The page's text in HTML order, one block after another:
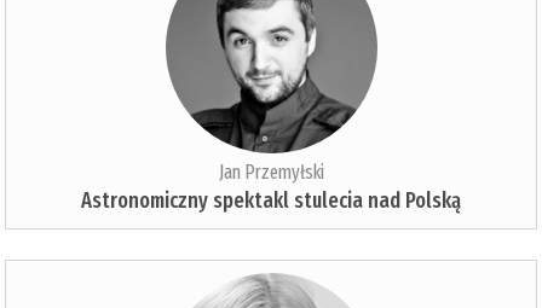
Jan Przemyłski
Astronomiczny spektakl stulecia nad Polską